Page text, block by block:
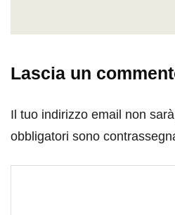
Lascia un
Il tuo indirizzo email non
obbligatori sono